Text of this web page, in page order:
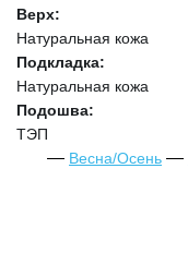
Верх:
Натуральная кожа
Подкладка:
Натуральная кожа
Подошва:
ТЭП
Весна/Осень